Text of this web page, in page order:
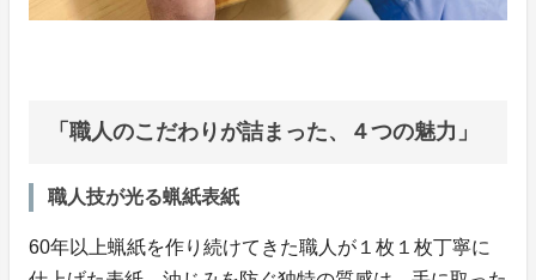
「職人のこだわりが詰まった、４つの魅力」
職人技が光る蝋紙表紙
60年以上蝋紙を作り続けてきた職人が１枚１枚丁寧に